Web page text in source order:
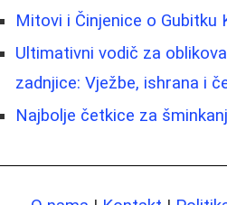
Mitovi i Činjenice o Gubitku
Ultimativni vodič za
zadnjice: Vježbe, ishrana i
Najbolje četkice za